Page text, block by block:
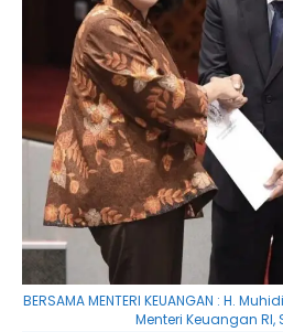
BERSAMA MENTERI KEUANGAN : H.
Menteri Keuangan RI,